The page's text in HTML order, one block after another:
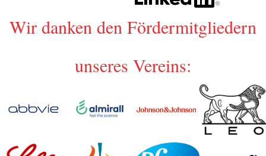
Wir danken den Fördermitgliedern
unseres Vereins: